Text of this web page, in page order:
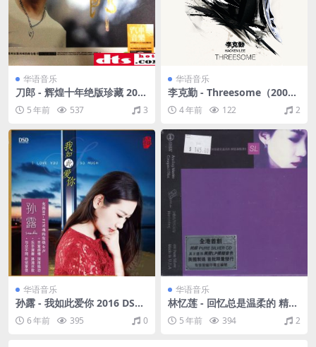
华语音乐
刀郎 - 辉煌十年绝版珍藏 201
4（WAV/分轨/2.22G）
5 年前 537 3
华语音乐
李克勤 - Threesome（2009/
FLAC/分轨/254M）
4 年前 122 2
华语音乐
孙露 - 我如此爱你 2016 DSD
（FLAC+CUE/整轨/337M）
6 年前 395 0
华语音乐
林忆莲 - 回忆总是温柔的 精选
04 1991（WAV+CUE/整轨/5
78M）
5 年前 394 2